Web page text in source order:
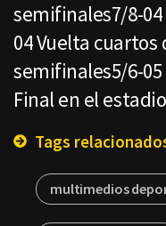
semifinales7/8-
04 Vuelta cuartos
semifinales5/6-
Final en el
Tags
multimedios